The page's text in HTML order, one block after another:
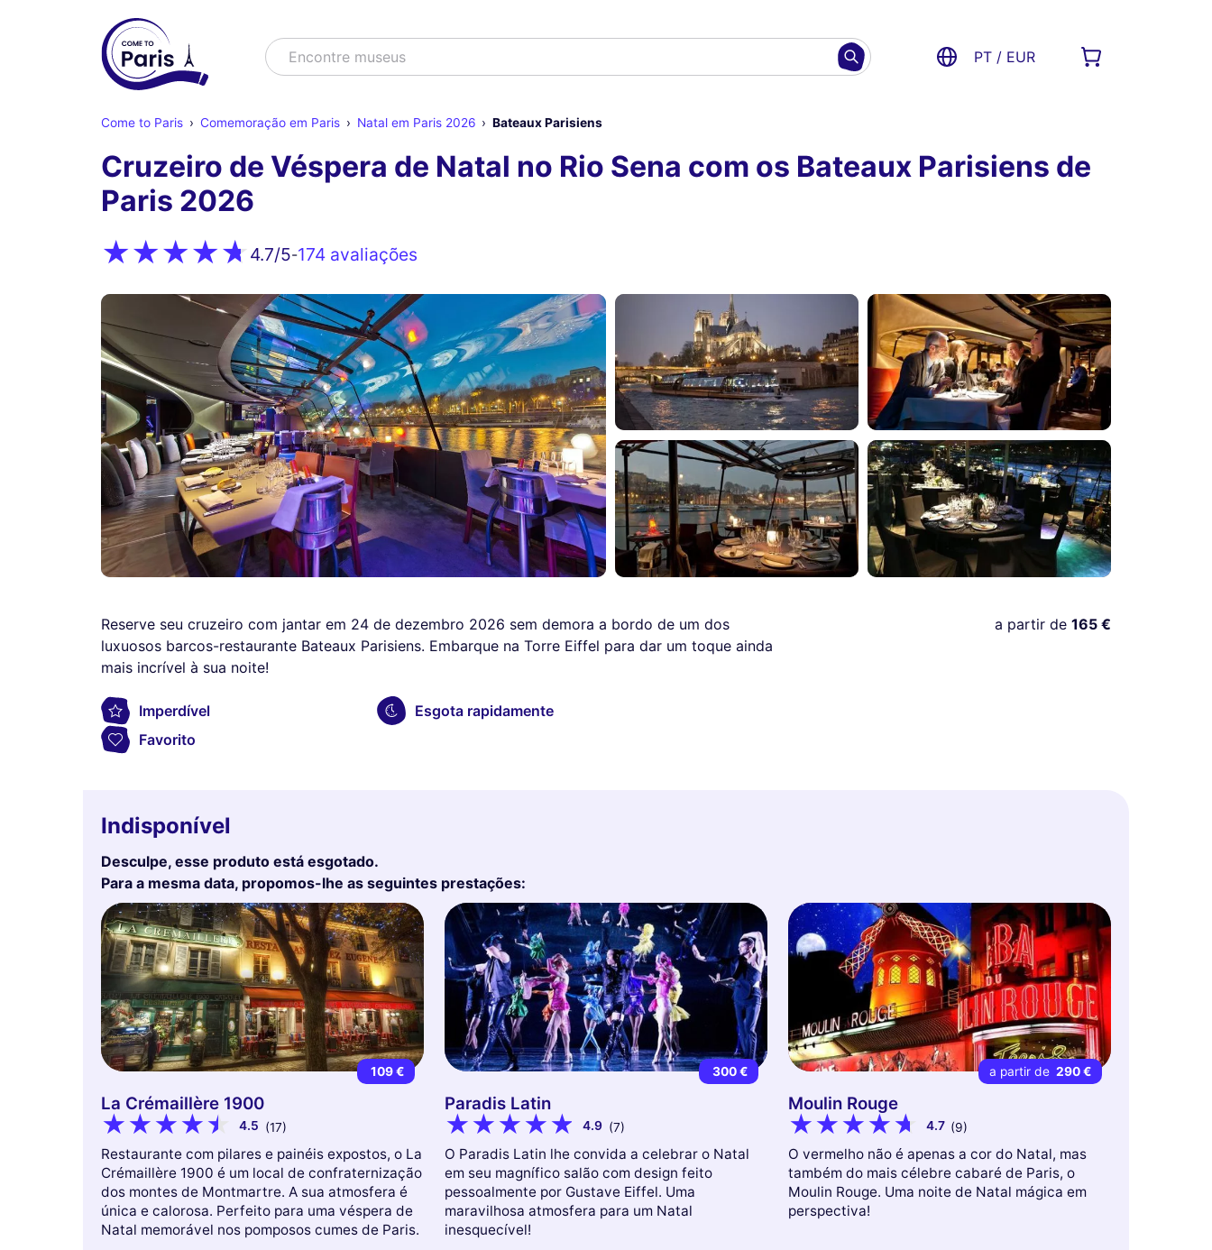
BuscarEncontre espe PT / EUR
Come to Paris Comemoração em Paris Natal em Paris 2026 Bateaux Parisiens
Cruzeiro de Véspera de Natal no Rio Sena com os Bateaux Parisiens de
Paris 2026
4.7/5-174 avaliações
Reserve seu cruzeiro com jantar em 24 de dezembro 2026 sem demora a bordo de um dos
luxuosos barcos-restaurante Bateaux Parisiens. Embarque na Torre Eiffel para dar um toque ainda
mais incrível à sua noite!
Imperdível
Esgota rapidamente
Favorito
a partir de 165 €
Indisponível
Desculpe, esse produto está esgotado.
Para a mesma data, propomos-lhe as seguintes prestações:
109 €
La Crémaillère 1900
4.5 (17)
Restaurante com pilares e painéis expostos, o La
Crémaillère 1900 é um local de confraternização
dos montes de Montmartre. A sua atmosfera é
única e calorosa. Perfeito para uma véspera de
Natal memorável nos pomposos cumes de Paris.
300 €
Paradis Latin
4.9 (7)
O Paradis Latin lhe convida a celebrar o Natal
em seu magnífico salão com design feito
pessoalmente por Gustave Eiffel. Uma
maravilhosa atmosfera para um Natal
inesquecível!
a partir de 290 €
Moulin Rouge
4.7 (9)
O vermelho não é apenas a cor do Natal, mas
também do mais célebre cabaré de Paris, o
Moulin Rouge. Uma noite de Natal mágica em
perspectiva!